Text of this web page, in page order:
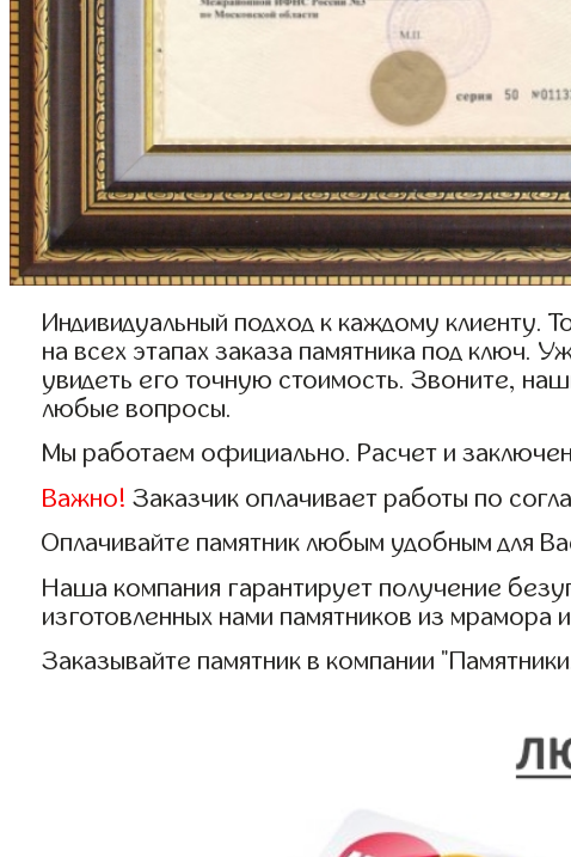
Индивидуальный подход к каждому
на всех этапах заказа памятника под ключ.
увидеть его точную стоимость. Звоните,
любые вопросы.
Мы работаем официально. Расчет и
Важно! Заказчик оплачивает работы по
Оплачивайте памятник любым удобным для
Наша компания гарантирует получение
изготовленных нами памятников из мрамора
Заказывайте памятник в компании